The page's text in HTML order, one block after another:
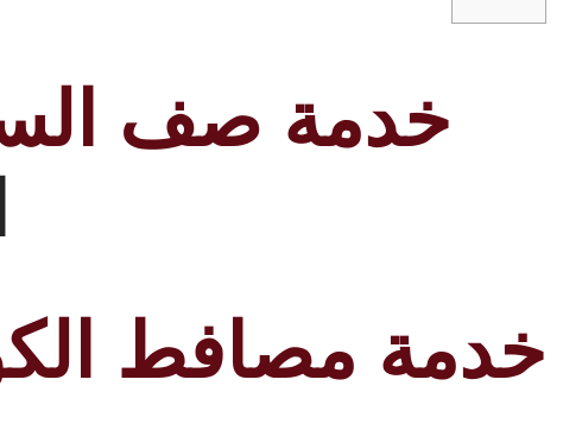
خدمة صف
خدمة مصافط